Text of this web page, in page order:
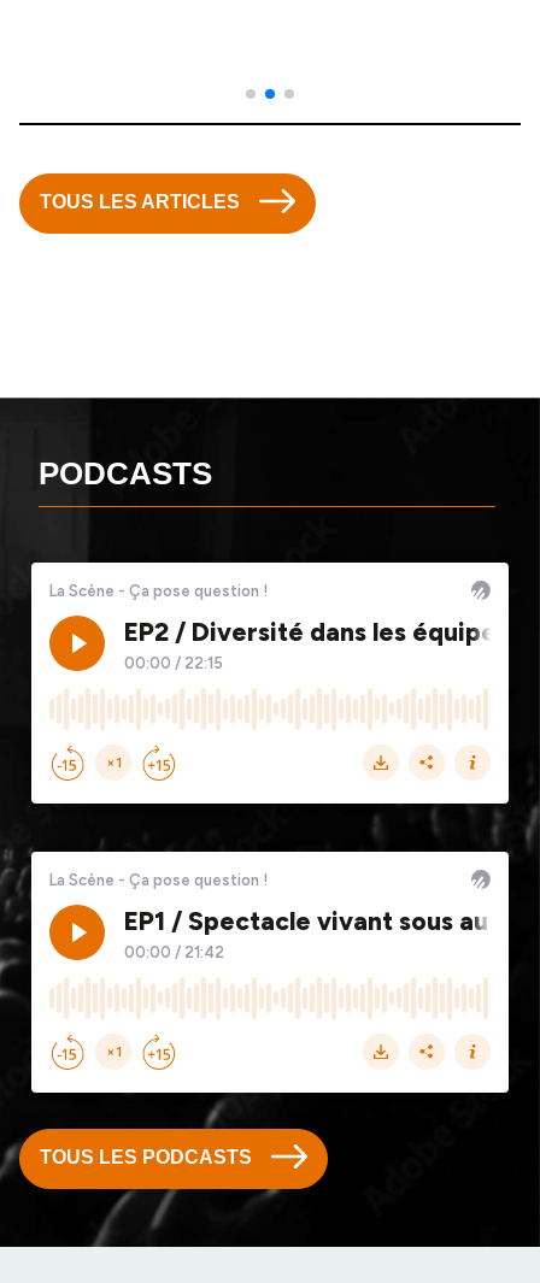
TOUS LES ARTICLES
PODCASTS
TOUS LES PODCASTS